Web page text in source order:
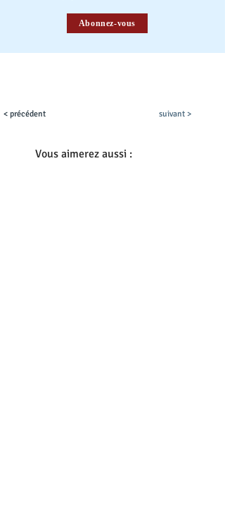
Abonnez-vous
< précédent suivant >
Vous aimerez aussi :